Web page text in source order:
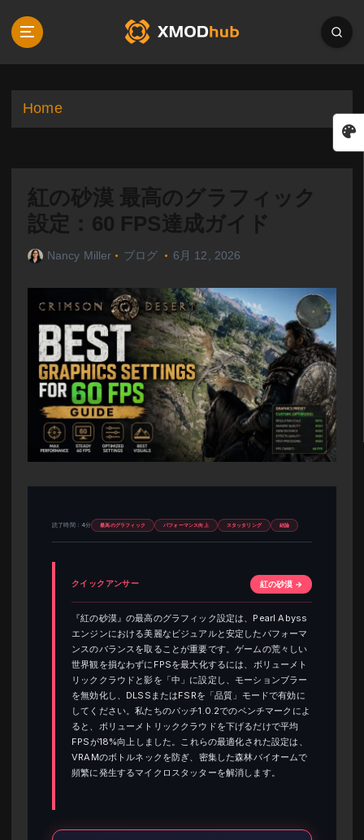
p
Home
紅の砂漠 最高のグラフィック
設定：60 FPS達成ガイド
Nancy Miller ブログ 6月 12, 2026
読了時間：4分 最高のグラフィック パフォーマンス向上 スタッタリング 結論
クイックアンサー 紅の砂漠 →
『紅の砂漠』の最高のグラフィック設定は、Pearl Abyss
エンジンにおける美麗なビジュアルと安定したパフォーマ
ンスのバランスを取ることが重要です。ゲームの荒々しい
世界観を損なわずにFPSを最大化するには、ボリューメト
リッククラウドと影を「中」に設定し、モーションブラー
を無効化し、DLSSまたはFSRを「品質」モードで有効に
してください。私たちのパッチ1.0.2でのベンチマークによ
ると、ボリューメトリッククラウドを下げるだけで平均
FPSが18%向上しました。これらの最適化された設定は、
VRAMのボトルネックを防ぎ、密集した森林バイオームで
頻繁に発生するマイクロスタッターを解消します。